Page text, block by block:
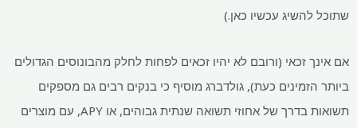
שתוכל להשיג עכשיו כאן.)
אם אינך זכאי (ורובם לא יהיו זכאים לפחות לחלק מהבונוסים הגדולים
ביותר הזמינים כעת), גולדברג מוסיף כי בנקים רבים גם מספקים
תשואות בדרך של אחוזי תשואה שנתית גבוהים, או APY, עם מוצרים